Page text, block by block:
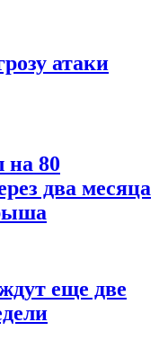
атаки
на 80
два месяца
еще две